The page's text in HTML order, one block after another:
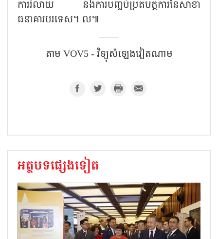
ការរំលាយ និងការបញ្ចប់ប្រតិបត្តិការនៃសាខា
ធនាគារបរទេស។ ល៕
តាម VOV5 - វិទ្យុសំឡេង​វៀតណាម
អត្ថបទផ្សេងទៀត